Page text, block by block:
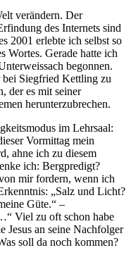
verändern. Der
des Internets sind
2001 erlebte ich selbst so
Wortes. Gerade hatte ich
begonnen.
bei Siegfried Kettling zu
der es mit seiner
herunterzubrechen.
im Lehrsaal:
Vormittag mein
ahne ich zu diesem
ich: Bergpredigt?
mir fordern, wenn ich
„Salz und Licht?
Güte.“ –
Viel zu oft schon habe
Jesus an seine Nachfolger
soll da noch kommen?